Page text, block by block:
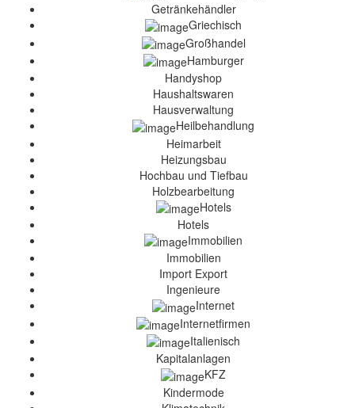
Getränkehändler
Griechisch
Großhandel
Hamburger
Handyshop
Haushaltswaren
Hausverwaltung
Heilbehandlung
Heimarbeit
Heizungsbau
Hochbau und Tiefbau
Holzbearbeitung
Hotels
Hotels
Immobilien
Immobilien
Import Export
Ingenieure
Internet
Internetfirmen
Italienisch
Kapitalanlagen
KFZ
Kindermode